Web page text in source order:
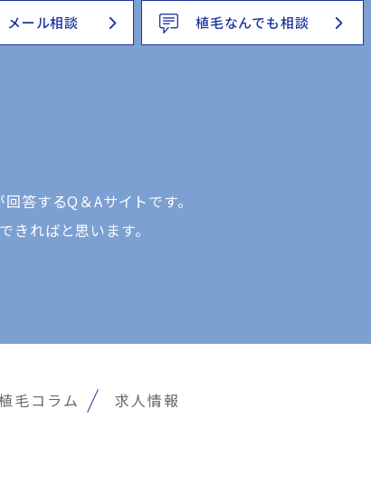
メール相談 植毛なんでも相談
答するQ＆Aサイトです。
ればと思います。
毛コラム 求人情報